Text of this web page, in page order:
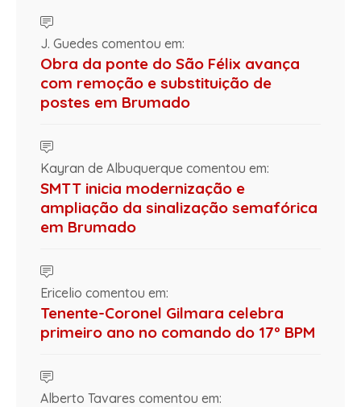
J. Guedes comentou em:
Obra da ponte do São Félix avança
com remoção e substituição de
postes em Brumado
Kayran de Albuquerque comentou em:
SMTT inicia modernização e
ampliação da sinalização semafórica
em Brumado
Ericelio comentou em:
Tenente-Coronel Gilmara celebra
primeiro ano no comando do 17º BPM
Alberto Tavares comentou em: